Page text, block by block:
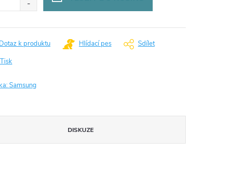
Tisk
k produktu Hlídací pes Sdílet
Samsung
DISKUZE